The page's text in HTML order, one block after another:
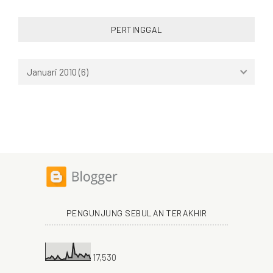
PERTINGGAL
PENGUNJUNG SEBULAN TERAKHIR
17,530